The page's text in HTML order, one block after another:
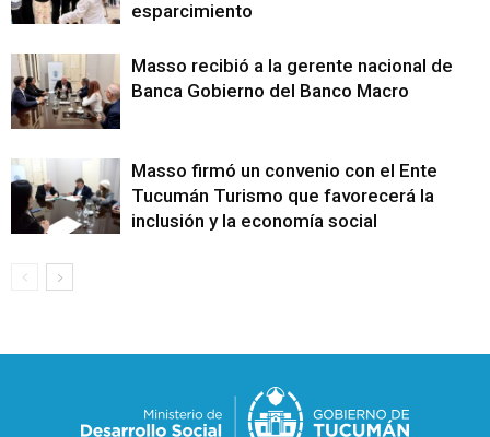
esparcimiento
Masso recibió a la gerente nacional de
Banca Gobierno del Banco Macro
Masso firmó un convenio con el Ente
Tucumán Turismo que favorecerá la
inclusión y la economía social